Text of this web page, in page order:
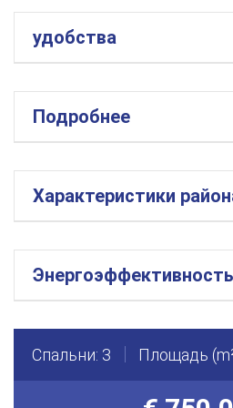
удобства
Подробнее
Характеристики
Энергоэффективность
Спальни: 3 Площадь